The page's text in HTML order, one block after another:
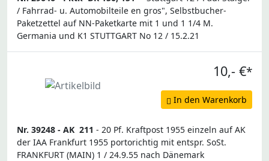
/ Fahrrad- u. Automobilteile en gros", Selbstbucher-
Paketzettel auf NN-Paketkarte mit 1 und 1 1/4 M.
Germania und K1 STUTTGART No 12 / 15.2.21
10,- €*
In den Warenkorb
Nr. 39248 - AK 211 - 20 Pf. Kraftpost 1955 einzeln auf AK
der IAA Frankfurt 1955 portorichtig mit entspr. SoSt.
FRANKFURT (MAIN) 1 / 24.9.55 nach Dänemark